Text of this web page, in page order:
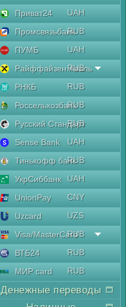
Приват24
UAH
ПромсвязьбанкRUB
ПУМБ
UAH
Райффайзен Аваль
RUB
РНКБ
RUB
РоссельхозбанкRUB
Русский Стандарт
RUB
Sense Bank
UAH
Тинькофф банкRUB
УкрСиббанк
UAH
UnionPay
CNY
Uzcard
UZS
Visa/MasterCard
RUB
ВТБ24
RUB
МИР card
RUB
Денежные переводы